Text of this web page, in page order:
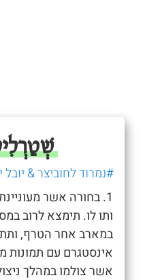
#נמרוד לחוביצר &
1. בחורה אשר
ותו לו. תימצא לרוב
במארב אחר הטרף,
אינסטגרם עם תמונות
אשר צולמו במהלך